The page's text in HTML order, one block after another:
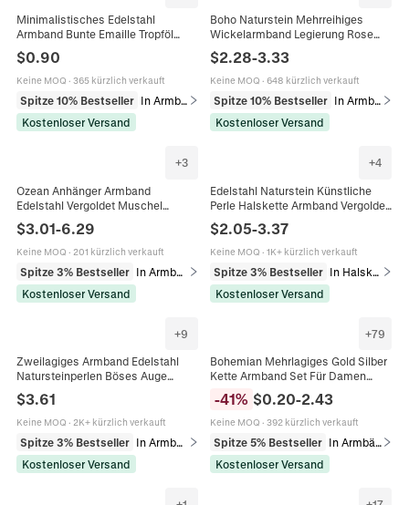
Minimalistisches Edelstahl
Armband Bunte Emaille Tropföl
Dünne Kette Verstellbarer
Böhmischer Schmuck Für Damen
$0.90
Keine MOQ · 365 kürzlich verkauft
Spitze 10% Bestseller
In Armbänder
Kostenloser Versand
Boho Naturstein Mehrreihiges
Wickelarmband Legierung Rose
Perlen Für Damen Vintage
Schmuck Geschenk
$2.28-3.33
Keine MOQ · 648 kürzlich verkauft
Spitze 10% Bestseller
In Armbänder
Kostenloser Versand
+3
Ozean Anhänger Armband
Edelstahl Vergoldet Muschel
Strandurlaub Boho Schmuck Für
Damen
$3.01-6.29
Keine MOQ · 201 kürzlich verkauft
Spitze 3% Bestseller
In Armbänder
Kostenloser Versand
+4
Edelstahl Naturstein Künstliche
Perle Halskette Armband Vergoldet
Damen Schmuck
$2.05-3.37
Keine MOQ · 1K+ kürzlich verkauft
Spitze 3% Bestseller
Kostenloser Versand
+9
Zweilagiges Armband Edelstahl
Natursteinperlen Böses Auge
Sonnenanhänger Boho Vintage
Schmuck Für Damen
$3.61
Keine MOQ · 2K+ kürzlich verkauft
Spitze 3% Bestseller
In Armbänder
Kostenloser Versand
+79
Bohemian Mehrlagiges Gold Silber
Kette Armband Set Für Damen
Schmetterling Herz Anhänger
Künstliche Perle Strass Schmuck
-41% $0.20-2.43
Keine MOQ · 392 kürzlich verkauft
Spitze 5% Bestseller
In Armbänder
Kostenloser Versand